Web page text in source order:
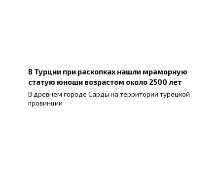
В Турции при раскопках нашли мраморную
статую юноши возрастом около 2500 лет
В древнем городе Сарды на территории турецкой
провинции